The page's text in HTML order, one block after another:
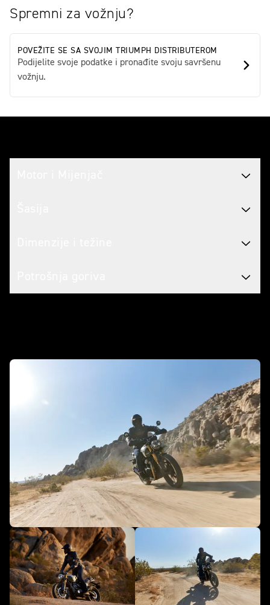
Spremni za vožnju?
POVEŽITE SE SA SVOJIM TRIUMPH DISTRIBUTEROM
Podijelite svoje podatke i pronađite svoju savršenu
vožnju.